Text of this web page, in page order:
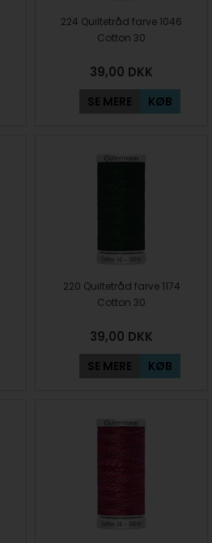
224 Quiltetråd farve 1046
Cotton 30
39,00 DKK
SE MERE KØB
220 Quiltetråd farve 1174
Cotton 30
39,00 DKK
SE MERE KØB